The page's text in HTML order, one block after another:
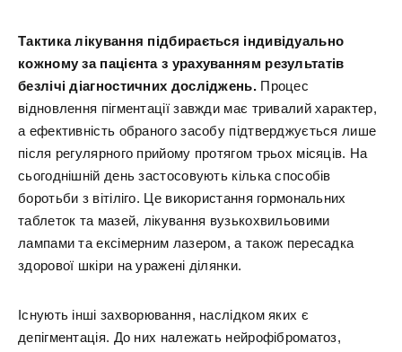
Тактика лікування підбирається індивідуально
кожному за пацієнта з урахуванням результатів
безлічі діагностичних досліджень. Процес
відновлення пігментації завжди має тривалий характер,
а ефективність обраного засобу підтверджується лише
після регулярного прийому протягом трьох місяців. На
сьогоднішній день застосовують кілька способів
боротьби з вітіліго. Це використання гормональних
таблеток та мазей, лікування вузькохвильовими
лампами та ексімерним лазером, а також пересадка
здорової шкіри на уражені ділянки.
Існують інші захворювання, наслідком яких є
депігментація. До них належать нейрофіброматоз,